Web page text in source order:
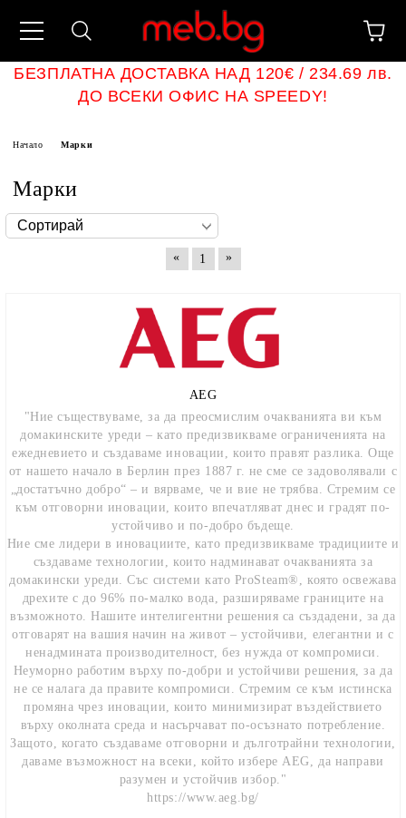
БЕЗПЛАТНА ДОСТАВКА НАД 120€ / 234.69 лв.
ДО ВСЕКИ ОФИС НА SPEEDY!
Начало Марки
Марки
« 1 »
AEG
"Ние съществуваме, за да преосмислим очакванията ви към
домакинските уреди – като предизвикваме ограниченията на
ежедневието и създаваме иновации, които правят разлика. Още
от нашето начало в Берлин през 1887 г. не сме се задоволявали с
„достатъчно добро“ – и вярваме, че и вие не трябва. Стремим се
към отговорни иновации, които впечатляват днес и градят по-
устойчиво и по-добро бъдеще.
Ние сме лидери в иновациите, като предизвикваме традициите и
създаваме технологии, които надминават очакванията за
домакински уреди. Със системи като ProSteam®, която освежава
дрехите с до 96% по-малко вода, разширяваме границите на
възможното. Нашите интелигентни решения са създадени, за да
отговарят на вашия начин на живот – устойчиви, елегантни и с
ненадмината производителност, без нужда от компромиси.
Неуморно работим върху по-добри и устойчиви решения, за да
не се налага да правите компромиси. Стремим се към истинска
промяна чрез иновации, които минимизират въздействието
върху околната среда и насърчават по-осъзнато потребление.
Защото, когато създаваме отговорни и дълготрайни технологии,
даваме възможност на всеки, който избере AEG, да направи
разумен и устойчив избор."
https://www.aeg.bg/